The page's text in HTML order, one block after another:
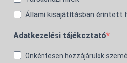
Állami kisajátításban érintett
Adatkezelési tájékoztató
Önkéntesen hozzájárulok